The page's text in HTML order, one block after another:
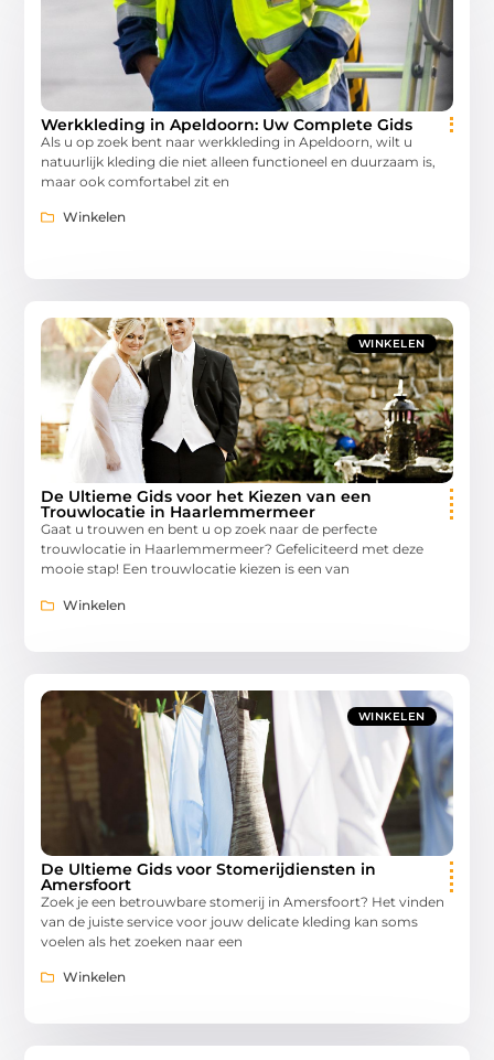
Werkkleding in Apeldoorn: Uw Complete Gids
Als u op zoek bent naar werkkleding in Apeldoorn, wilt u
natuurlijk kleding die niet alleen functioneel en duurzaam is,
maar ook comfortabel zit en
Winkelen
WINKELEN
De Ultieme Gids voor het Kiezen van een
Trouwlocatie in Haarlemmermeer
Gaat u trouwen en bent u op zoek naar de perfecte
trouwlocatie in Haarlemmermeer? Gefeliciteerd met deze
mooie stap! Een trouwlocatie kiezen is een van
Winkelen
WINKELEN
De Ultieme Gids voor Stomerijdiensten in
Amersfoort
Zoek je een betrouwbare stomerij in Amersfoort? Het vinden
van de juiste service voor jouw delicate kleding kan soms
voelen als het zoeken naar een
Winkelen